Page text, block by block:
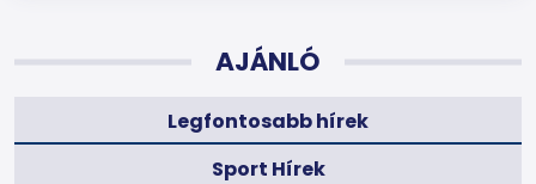
AJÁNLÓ
Legfontosabb hírek
Sport Hírek